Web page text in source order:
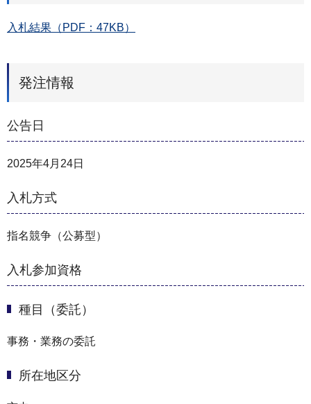
入札結果（PDF：47KB）
発注情報
公告日
2025年4月24日
入札方式
指名競争（公募型）
入札参加資格
種目（委託）
事務・業務の委託
所在地区分